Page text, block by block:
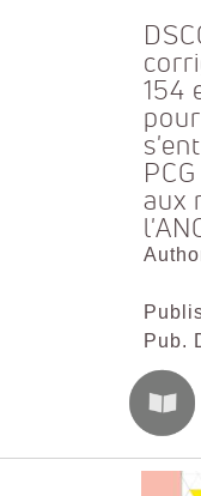
154
aux
Pub.